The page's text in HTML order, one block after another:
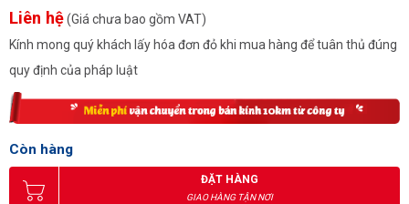
Liên hệ(Giá chưa bao gồm VAT)
Kính mong quý khách lấy hóa đơn đỏ khi mua hàng để tuân thủ đúng
quy định của pháp luật
Còn hàng
ĐẶT HÀNG
GIAO HÀNG TẬN NƠI